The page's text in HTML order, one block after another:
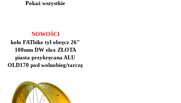
Pokaż wszystkie
NOWOŚCI
koło FATbike tył obręcz 26"
100mm DW elox ZŁOTA
piasta przykręcana ALU
OLD170 pod wolnobieg/tarczę